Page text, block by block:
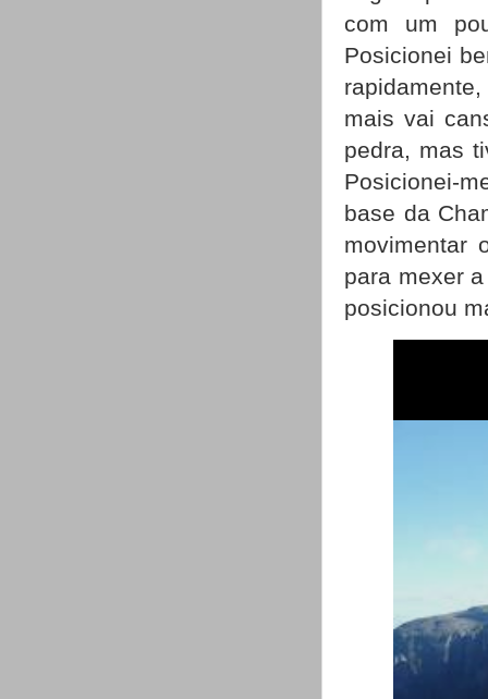
com um
Posicionei
mais vai
pedra, mas
Posicionei-
base da
movimentar
para mexer
posicionou